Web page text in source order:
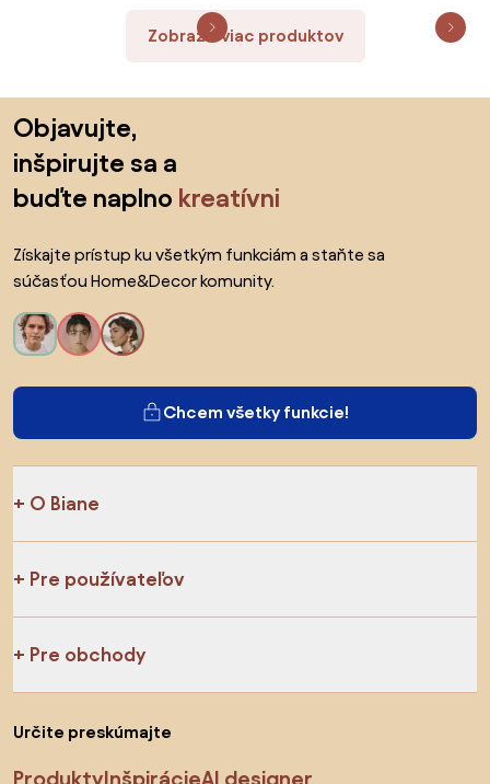
Zobraziť viac produktov
Objavujte,
inšpirujte sa a
buďte naplno kreatívni
Získajte prístup ku všetkým funkciám a staňte sa
súčasťou Home&Decor komunity.
Chcem všetky funkcie!
O Biane
Pre používateľov
Pre obchody
Určite preskúmajte
ProduktyInšpirácieAI designer